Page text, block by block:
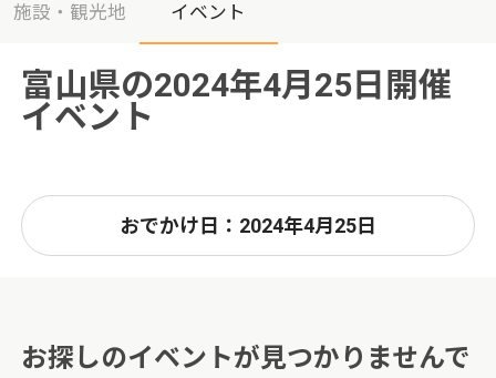
施設・観光地 イベント
富山県の2024年4月25日開催
イベント
おでかけ日：2024年4月25日
お探しのイベントが見つかりませんで